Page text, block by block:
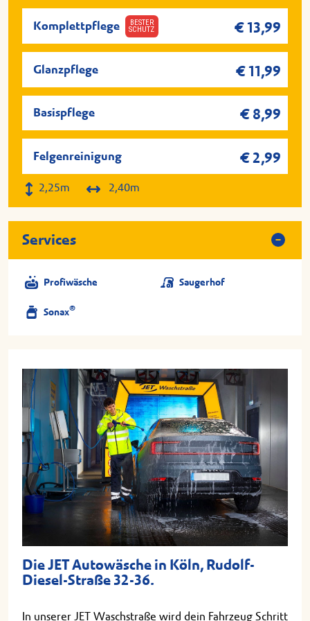
Waschen und Trocknen
SONAX® Glanz
Waschen und Trocknen
Immer zuwählbar: Manuelle
Felgenreinigung.
Komplettpflege BESTER
SCHUTZ € 13,99
Glanzpflege € 11,99
Basispflege € 8,99
Felgenreinigung € 2,99
2,25m 2,40m
Services
Profiwäsche Saugerhof
Sonax®
Die JET Autowäsche in Köln, Rudolf-
Diesel-Straße 32-36.
In unserer JET Waschstraße wird dein Fahrzeug Schritt